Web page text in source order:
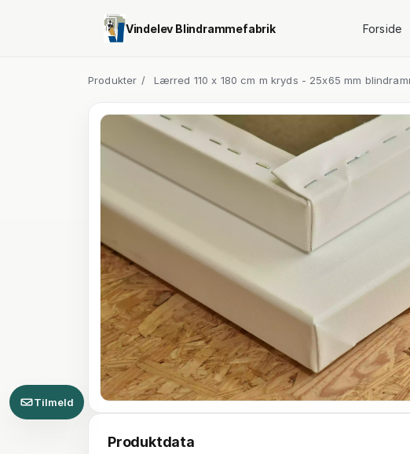
Vindelev Blindrammefabrik Forside
Produkter / Lærred 110 x 180 cm m kryds - 25x65 mm
Produktdata
Tilmeld